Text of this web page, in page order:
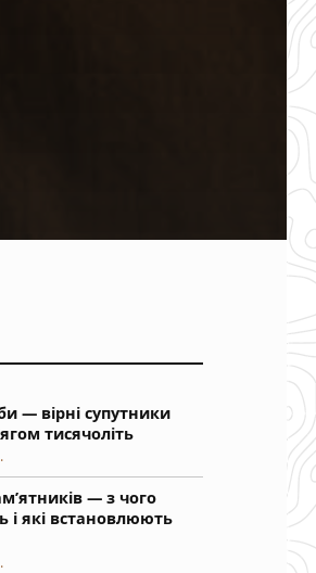
— вірні супутники
тисячоліть
— вірні супутники людини протягом тисячоліть”
— з чого
і які встановлюють
пам’ятників — з чого виготовляють і які встановлюють найчастіше”